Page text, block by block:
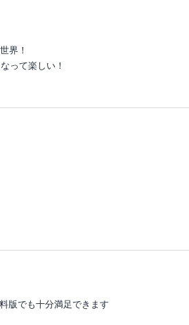
界！
って楽しい！
版でも十分満足できます